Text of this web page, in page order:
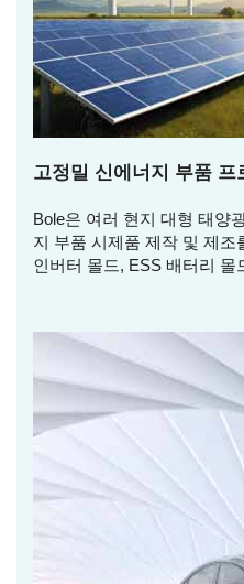
고정밀 신에너지 부품 프
Bole은 여러 현지 대형 태양
지 부품 시제품 제작 및 제
인버터 몰드, ESS 배터리 몰